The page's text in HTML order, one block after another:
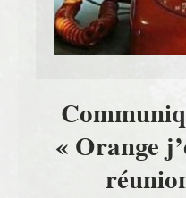
« Orange